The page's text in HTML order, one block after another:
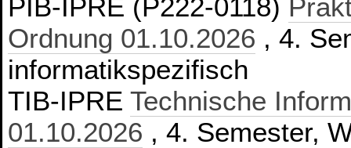
PIB-IPRE (P222-0118)
Ordnung 01.10.2026 , 4.
informatikspezifisch
TIB-IPRETechnische
01.10.2026 , 4. Semester,